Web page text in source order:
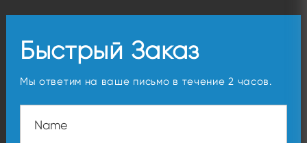
Быстрый Заказ
Мы ответим на ваше письмо в течение 2 часов.